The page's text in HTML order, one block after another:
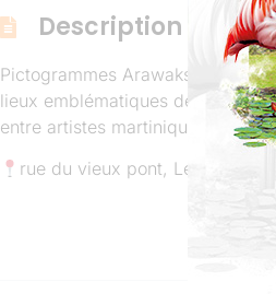
Description
Pictogrammes Arawaks, arrivée
lieux emblématiques de la Ville
entre artistes martiniquais et
rue du vieux pont, Le Lamentin